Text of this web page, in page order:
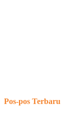
Pos-pos Terbaru